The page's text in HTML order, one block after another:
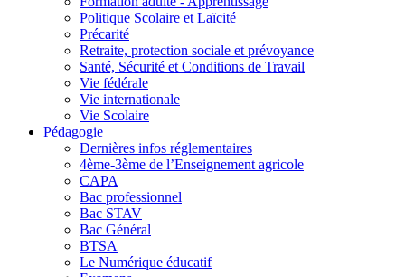
Politique Scolaire et Laïcité
Précarité
Retraite, protection sociale et prévoyance
Santé, Sécurité et Conditions de Travail
Vie fédérale
Vie internationale
Vie Scolaire
Pédagogie
Dernières infos réglementaires
4ème-3ème de l’Enseignement agricole
CAPA
Bac professionnel
Bac STAV
Bac Général
BTSA
Le Numérique éducatif